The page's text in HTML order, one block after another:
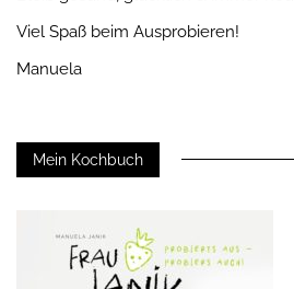
Viel Spaß beim Ausprobieren!
Manuela
Mein Kochbuch